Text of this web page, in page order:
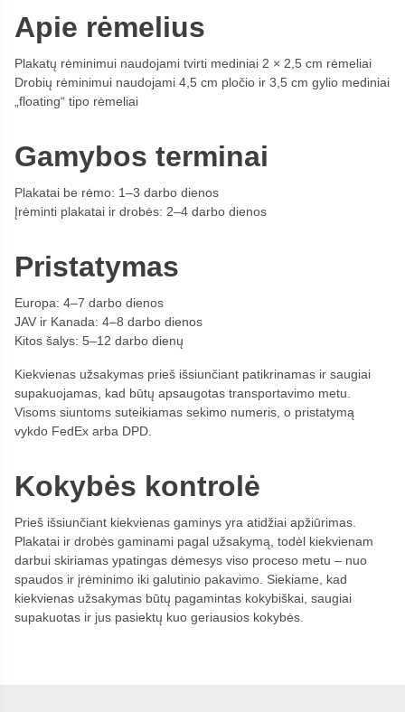
Apie rėmelius
Plakatų rėminimui naudojami tvirti mediniai 2 × 2,5 cm rėmeliai
Drobių rėminimui naudojami 4,5 cm pločio ir 3,5 cm gylio mediniai
„floating“ tipo rėmeliai
Gamybos terminai
Plakatai be rėmo: 1–3 darbo dienos
Įrėminti plakatai ir drobės: 2–4 darbo dienos
Pristatymas
Europa: 4–7 darbo dienos
JAV ir Kanada: 4–8 darbo dienos
Kitos šalys: 5–12 darbo dienų
Kiekvienas užsakymas prieš išsiunčiant patikrinamas ir saugiai
supakuojamas, kad būtų apsaugotas transportavimo metu.
Visoms siuntoms suteikiamas sekimo numeris, o pristatymą
vykdo FedEx arba DPD.
Kokybės kontrolė
Prieš išsiunčiant kiekvienas gaminys yra atidžiai apžiūrimas.
Plakatai ir drobės gaminami pagal užsakymą, todėl kiekvienam
darbui skiriamas ypatingas dėmesys viso proceso metu – nuo
spaudos ir įrėminimo iki galutinio pakavimo. Siekiame, kad
kiekvienas užsakymas būtų pagamintas kokybiškai, saugiai
supakuotas ir jus pasiektų kuo geriausios kokybės.